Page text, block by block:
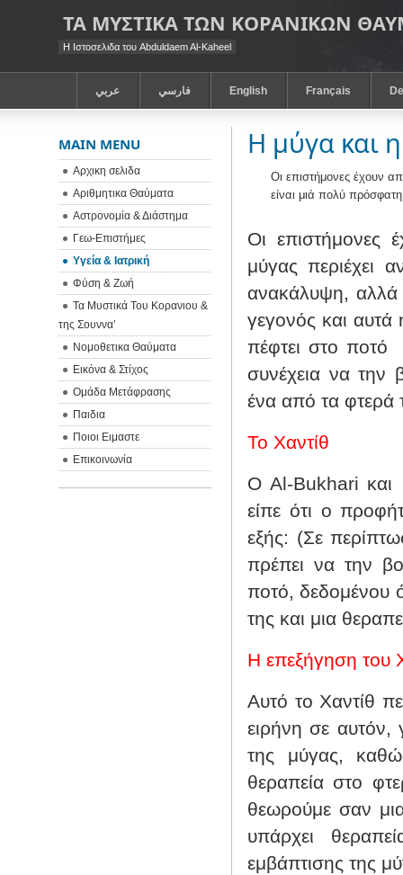
ΤΑ ΜΥΣΤΙΚΑ ΤΩΝ ΚΟΡΑΝΙΚΩΝ
Η Ιστοσελιδα του Abduldaem Al-Kaheel
عربي فارسي English Français
Η μύγα και
Οι επιστήμονες έχουν
είναι μιά πολύ
Οι επιστήμονες
μύγας περιέχει
ανακάλυψη,
γεγονός και
πέφτει στο ποτό
συνέχεια να την
ένα από τα φτερά
Το Χαντίθ
Ο Al-Bukhari και
είπε ότι o
εξής: (Σε
πρέπει να την
ποτό, δεδομένου
της και μια
Η επεξήγηση του
Αυτό το Χαντίθ
ειρήνη σε αυτόν,
της μύγας,
θεραπεία στο
θεωρούμε σαν
υπάρχει
εμβάπτισης της
MAIN MENU
Αρχικη σελιδα
Αριθμητικα Θαύματα
Αστρονομία & Διάστημα
Γεω-Eπιστήμες
Υγεία & Ιατρική
Φύση & Ζωή
Τα Μυστικά Του Κορανιου &
της Σουννα’
Νομοθετικα Θαύματα
Εικόνα & Στίχος
Ομάδα Μετάφρασης
Παιδια
Ποιοι Ειμαστε
Επικοινωνία